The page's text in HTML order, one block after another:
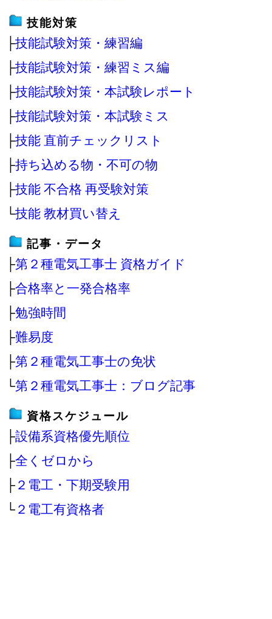
技能対策
├技能試験対策・練習編
├技能試験対策・練習ミス編
├技能試験対策・本試験レポート
├技能試験対策・本試験ミス
├技能 直前チェックリスト
├持ち込める物・不可の物
├技能 不合格 再受験対策
└技能 教材買い替え
記事・データ
├第２種電気工事士 資格ガイド
├合格率と一発合格率
├勉強時間
├難易度
├第２種電気工事士の免状
└第２種電気工事士：ブログ記事
資格スケジュール
├設備系資格優先順位
├全くゼロから
├ ２電工・下期受験用
└ ２電工有資格者